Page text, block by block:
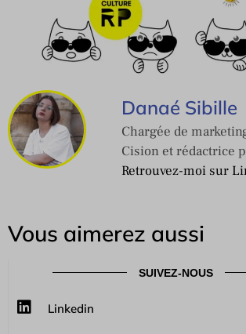
Danaé Sibille
Chargée de
Cision et rédactrice
Retrouvez-moi sur
Vous aimerez aussi
SUIVEZ-NOUS
Linkedin